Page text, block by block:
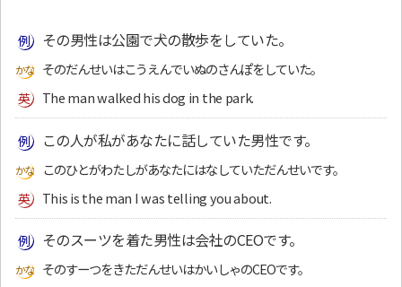
その男性は公園で犬の散歩をしていた。
そのだんせいはこうえんでいぬのさんぽをしていた。
The man walked his dog in the park.
この人が私があなたに話していた男性です。
このひとがわたしがあなたにはなしていただんせいです。
This is the man I was telling you about.
そのスーツを着た男性は会社のCEOです。
そのすーつをきただんせいはかいしゃのCEOです。